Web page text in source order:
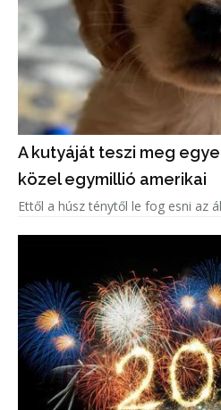
A kutyáját teszi meg
közel egymillió amerikai
Ettől a húsz ténytől le fog esni az